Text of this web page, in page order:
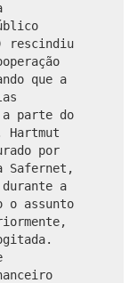
rescindiu
que a
a parte do
Hartmut
por
Safernet,
a
o assunto